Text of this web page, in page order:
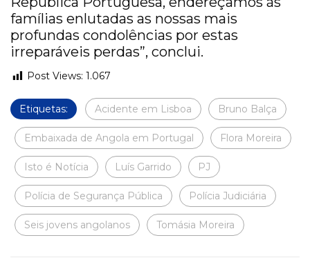
famílias enlutadas as nossas mais
profundas condolências por estas
irreparáveis perdas”, conclui.
Post Views: 1.067
Etiquetas: Acidente em Lisboa Bruno Balça
Embaixada de Angola em Portugal Flora Moreira
Isto é Notícia Luís Garrido PJ
Polícia de Segurança Pública Polícia Judiciária
Seis jovens angolanos Tomásia Moreira